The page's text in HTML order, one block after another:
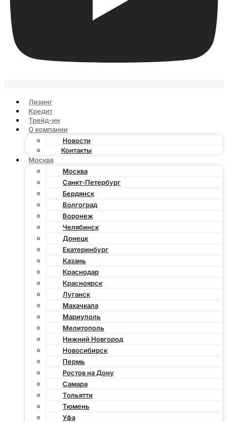
Лизинг
Кредит
Трейд-ин
О компании
Новости
Контакты
Москва
Москва
Санкт-Петербург
Бердянск
Волгоград
Воронеж
Челябинск
Донецк
Екатеринбург
Казань
Краснодар
Красноярск
Луганск
Махачкала
Мариуполь
Мелитополь
Нижний Новгород
Новосибирск
Пермь
Ростов на Дону
Самара
Тольятти
Тюмень
Уфа